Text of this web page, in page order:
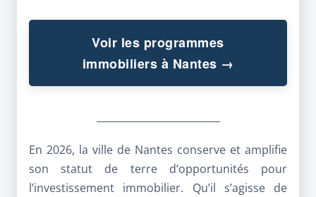
Voir les programmes
immobiliers à Nantes →
En 2026, la ville de Nantes conserve et amplifie
son statut de terre d’opportunités pour
l’investissement immobilier. Qu’il s’agisse de